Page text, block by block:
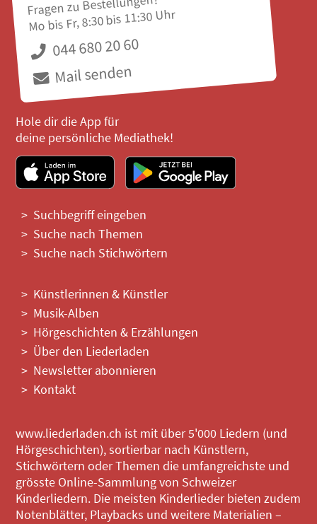
Mo bis Fr, 8:30 bis 11:30 Uhr
044 680 20 60
Mail senden
Hole dir die App für
deine persönliche Mediathek!
Suchbegriff eingeben
Suche nach Themen
Suche nach Stichwörtern
Künstlerinnen & Künstler
Musik-Alben
Hörgeschichten & Erzählungen
Über den Liederladen
Newsletter abonnieren
Kontakt
www.liederladen.ch ist mit über 5'000 Liedern (und
Hörgeschichten), sortierbar nach Künstlern,
Stichwörtern oder Themen die umfangreichste und
grösste Online-Sammlung von Schweizer
Kinderliedern. Die meisten Kinderlieder bieten zudem
Notenblätter, Playbacks und weitere Materialien –